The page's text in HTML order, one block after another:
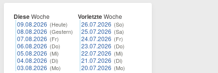
DieseWoche
09.08.2026 (Heute)
08.08.2026 (Gestern)
07.08.2026 (Fr)
06.08.2026 (Do)
05.08.2026 (Mi)
04.08.2026 (Di)
03.08.2026 (Mo)
VorletzteWoche
26.07.2026 (So)
25.07.2026 (Sa)
24.07.2026 (Fr)
23.07.2026 (Do)
22.07.2026 (Mi)
21.07.2026 (Di)
20.07.2026 (Mo)